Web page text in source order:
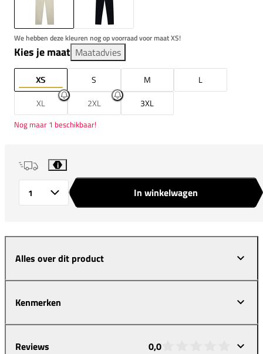
We hebben deze kleuren nog op voorraad voor maat XS!
Kies je maat Maatadvies
XS S M
L
XL
2XL 3XL
Nog maar 1 beschikbaar!
i
In winkelwagen
Alles over dit product
Kenmerken
Reviews 0,0